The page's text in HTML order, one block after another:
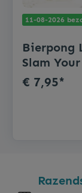
11-08-2026
Bierpong
Slam
€ 7,95*